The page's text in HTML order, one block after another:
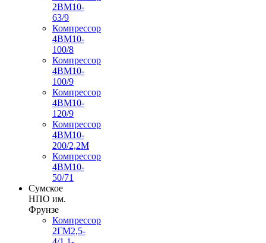
2ВМ10-
63/9
Компрессор
4ВМ10-
100/8
Компрессор
4ВМ10-
100/9
Компрессор
4ВМ10-
120/9
Компрессор
4ВМ10-
200/2,2М
Компрессор
4ВМ10-
50/71
Сумское
НПО им.
Фрунзе
Компрессор
2ГМ2,5-